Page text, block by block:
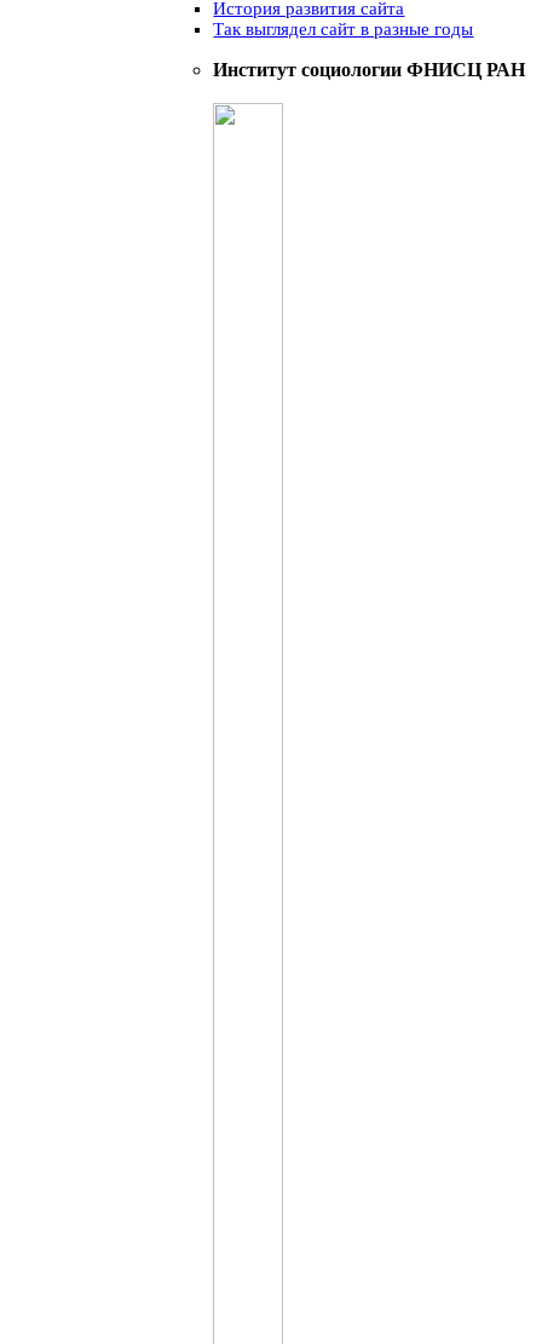
История развития сайта
Так выглядел сайт в разные годы
Институт социологии ФНИСЦ РАН